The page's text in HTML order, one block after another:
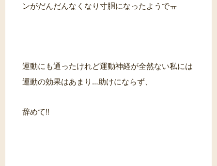
ンがだんだんなくなり寸胴になったようでㅠ
運動にも通ったけれど運動神経が全然ない私には
運動の効果はあまり…助けにならず、
辞めて!!